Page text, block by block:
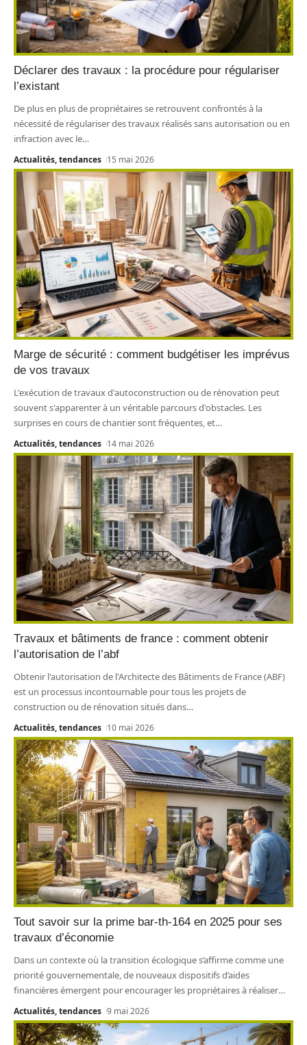
Déclarer des travaux : la procédure pour régulariser
l’existant
De plus en plus de propriétaires se retrouvent confrontés à la
nécessité de régulariser des travaux réalisés sans autorisation ou en
infraction avec le…
Actualités, tendances 15 mai 2026
Marge de sécurité : comment budgétiser les imprévus
de vos travaux
L'exécution de travaux d'autoconstruction ou de rénovation peut
souvent s'apparenter à un véritable parcours d'obstacles. Les
surprises en cours de chantier sont fréquentes, et…
Actualités, tendances 14 mai 2026
Travaux et bâtiments de france : comment obtenir
l’autorisation de l’abf
Obtenir l'autorisation de l'Architecte des Bâtiments de France (ABF)
est un processus incontournable pour tous les projets de
construction ou de rénovation situés dans…
Actualités, tendances 10 mai 2026
Tout savoir sur la prime bar-th-164 en 2025 pour ses
travaux d’économie
Dans un contexte où la transition écologique s’affirme comme une
priorité gouvernementale, de nouveaux dispositifs d’aides
financières émergent pour encourager les propriétaires à réaliser…
Actualités, tendances 9 mai 2026